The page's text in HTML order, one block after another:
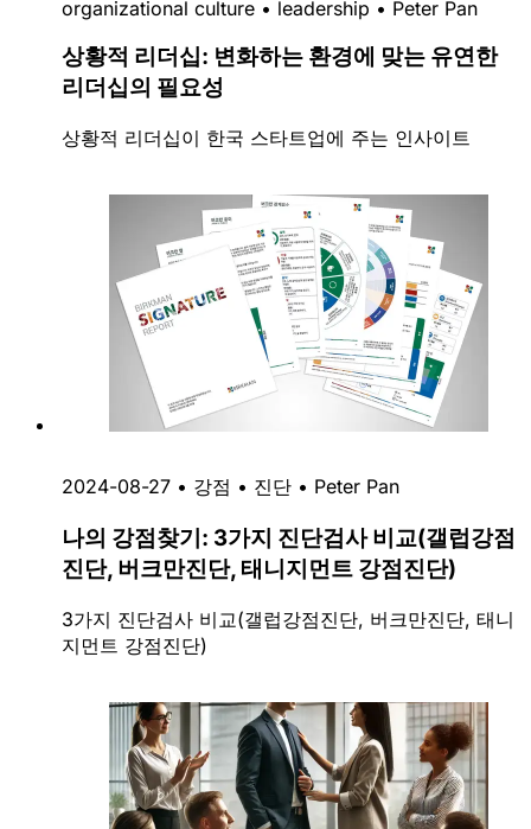
organizational culture • leadership • Peter Pan
상황적 리더십: 변화하는 환경에 맞는 유연한
리더십의 필요성
상황적 리더십이 한국 스타트업에 주는 인사이트
2024-08-27 • 강점 • 진단 • Peter Pan
나의 강점찾기: 3가지 진단검사 비교(갤럽강점
진단, 버크만진단, 태니지먼트 강점진단)
3가지 진단검사 비교(갤럽강점진단, 버크만진단, 태니
지먼트 강점진단)